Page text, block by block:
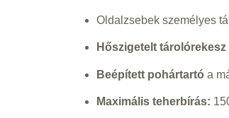
Oldalzsebek személyes
Hőszigetelt tárolórekesz
Beépített pohártartó a
Maximális teherbírás: